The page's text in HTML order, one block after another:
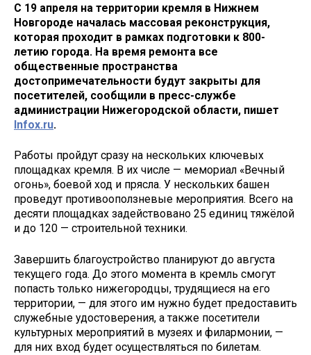
С 19 апреля на территории кремля в Нижнем
Новгороде началась массовая реконструкция,
которая проходит в рамках подготовки к 800-
летию города. На время ремонта все
общественные пространства
достопримечательности будут закрыты для
посетителей, сообщили в пресс-службе
администрации Нижегородской области, пишет
Infox.ru.
Работы пройдут сразу на нескольких ключевых
площадках кремля. В их числе — мемориал «Вечный
огонь», боевой ход и прясла. У нескольких башен
проведут противооползневые мероприятия. Всего на
десяти площадках задействовано 25 единиц тяжёлой
и до 120 — строительной техники.
Завершить благоустройство планируют до августа
текущего года. До этого момента в кремль смогут
попасть только нижегородцы, трудящиеся на его
территории, — для этого им нужно будет предоставить
служебные удостоверения, а также посетители
культурных мероприятий в музеях и филармонии, —
для них вход будет осуществляться по билетам.